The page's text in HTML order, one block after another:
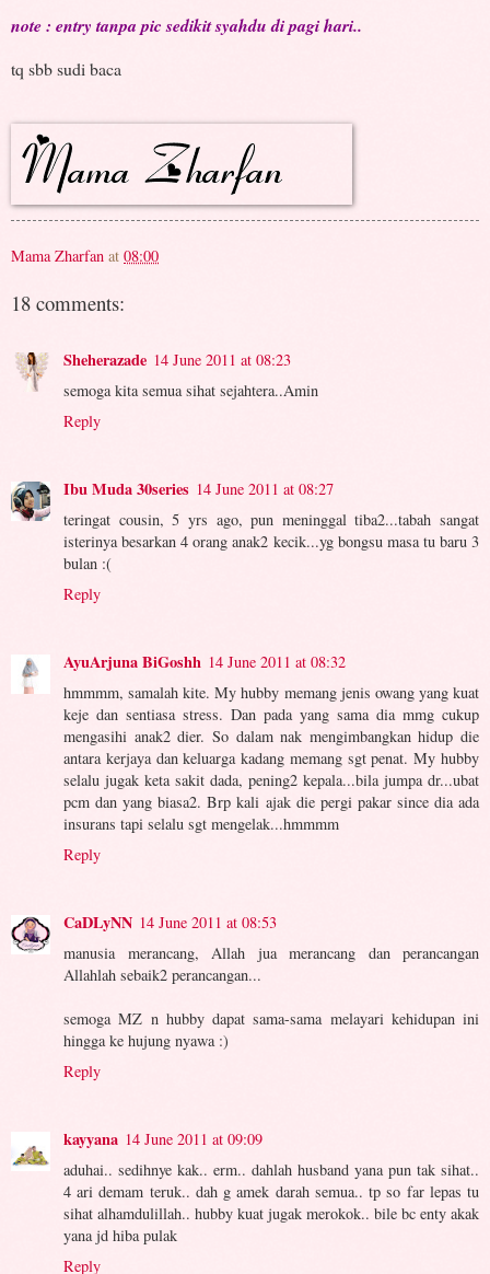
note : entry tanpa pic sedikit syahdu di pagi hari..
tq sbb sudi baca
Mama Zharfan at 08:00
18 comments:
Sheherazade 14 June 2011 at 08:23
semoga kita semua sihat sejahtera..Amin
Reply
Ibu Muda 30series 14 June 2011 at 08:27
teringat cousin, 5 yrs ago, pun meninggal tiba2...tabah sangat
isterinya besarkan 4 orang anak2 kecik...yg bongsu masa tu baru 3
bulan :(
Reply
AyuArjuna BiGoshh 14 June 2011 at 08:32
hmmmm, samalah kite. My hubby memang jenis owang yang kuat
keje dan sentiasa stress. Dan pada yang sama dia mmg cukup
mengasihi anak2 dier. So dalam nak mengimbangkan hidup die
antara kerjaya dan keluarga kadang memang sgt penat. My hubby
selalu jugak keta sakit dada, pening2 kepala...bila jumpa dr...ubat
pcm dan yang biasa2. Brp kali ajak die pergi pakar since dia ada
insurans tapi selalu sgt mengelak...hmmmm
Reply
CaDLyNN 14 June 2011 at 08:53
manusia merancang, Allah jua merancang dan perancangan
Allahlah sebaik2 perancangan...
semoga MZ n hubby dapat sama-sama melayari kehidupan ini
hingga ke hujung nyawa :)
Reply
kayyana 14 June 2011 at 09:09
aduhai.. sedihnye kak.. erm.. dahlah husband yana pun tak sihat..
4 ari demam teruk.. dah g amek darah semua.. tp so far lepas tu
sihat alhamdulillah.. hubby kuat jugak merokok.. bile bc enty akak
yana jd hiba pulak
Reply